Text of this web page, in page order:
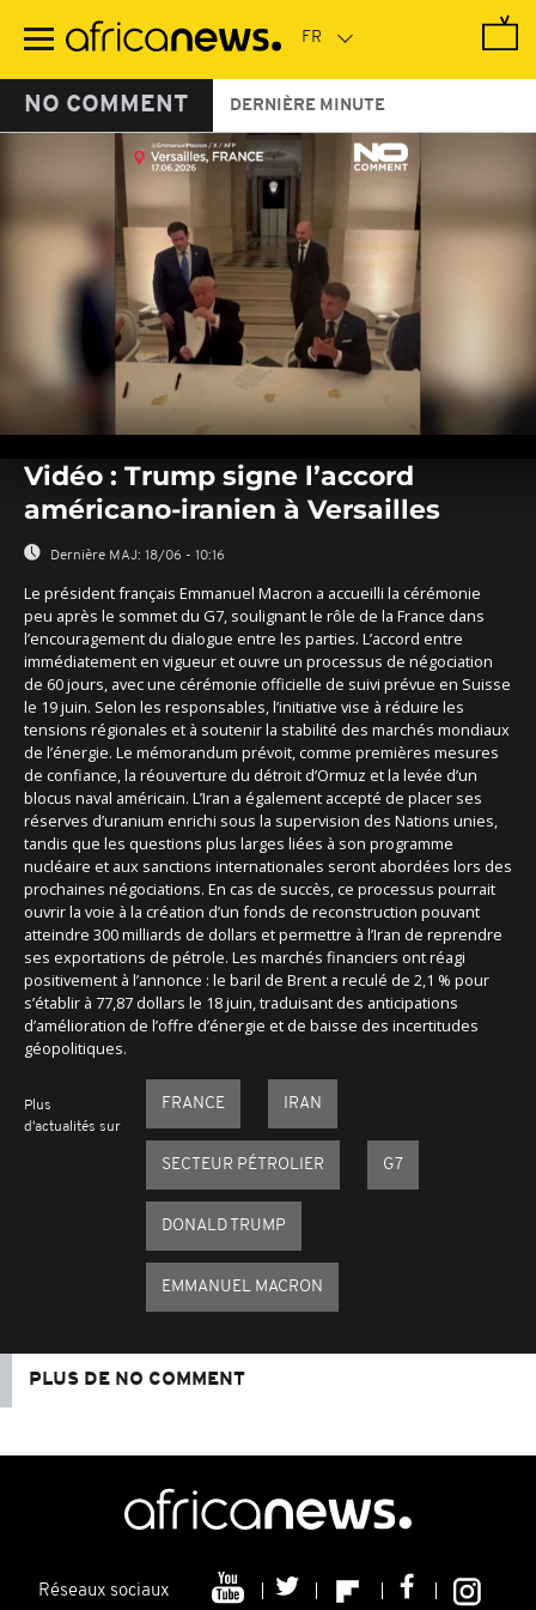
contenu
NO COMMENT DERNIÈRE MINUTE
seconds
seconds
Vidéo : Trump signe l’accord
américano-iranien à Versailles
Dernière MAJ: 18/06 - 10:16
Le président français Emmanuel Macron a accueilli la cérémonie
peu après le sommet du G7, soulignant le rôle de la France dans
l’encouragement du dialogue entre les parties. L’accord entre
immédiatement en vigueur et ouvre un processus de négociation
de 60 jours, avec une cérémonie officielle de suivi prévue en Suisse
le 19 juin. Selon les responsables, l’initiative vise à réduire les
tensions régionales et à soutenir la stabilité des marchés mondiaux
de l’énergie. Le mémorandum prévoit, comme premières mesures
de confiance, la réouverture du détroit d’Ormuz et la levée d’un
blocus naval américain. L’Iran a également accepté de placer ses
réserves d’uranium enrichi sous la supervision des Nations unies,
tandis que les questions plus larges liées à son programme
nucléaire et aux sanctions internationales seront abordées lors des
prochaines négociations. En cas de succès, ce processus pourrait
ouvrir la voie à la création d’un fonds de reconstruction pouvant
atteindre 300 milliards de dollars et permettre à l’Iran de reprendre
ses exportations de pétrole. Les marchés financiers ont réagi
positivement à l’annonce : le baril de Brent a reculé de 2,1 % pour
s’établir à 77,87 dollars le 18 juin, traduisant des anticipations
d’amélioration de l’offre d’énergie et de baisse des incertitudes
géopolitiques.
Plus
d'actualités sur
FRANCE IRAN
SECTEUR PÉTROLIER G7
DONALD TRUMP
EMMANUEL MACRON
PLUS DE NO COMMENT
Réseaux sociaux